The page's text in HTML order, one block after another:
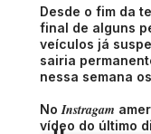
Desde o fim da
final de alguns
veículos já
sairia
nessa semana
No Instragam
vídeo do último